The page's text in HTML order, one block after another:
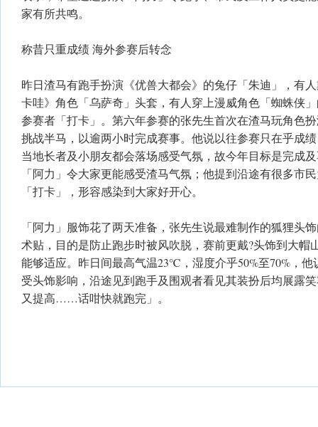
家有所共鸣。
称昔只重成绩 海外参赛后转念
昨日渣马有跑手扮演《优兽大都会》的兔仔「朱迪」，有
卡哇》角色「乌萨奇」头套，有人穿上漫威角色「蜘蛛侠
参赛者「打卡」。第六年参赛的张先生首次在渣马玩角色
挑战半马，以逾两小时完成赛事。他说以往参赛只在乎成
当地长者及小朋友都会落场感受气氛，故今年目标是完成
「阿力」令大家更能感受渣马气氛；他提到沿途有很多市
「打卡」，形容感染到大家好开心。
「阿力」服饰花了两天准备，张先生说最难制作的狐狸头
术贴，目的是防止跑步时被风吹脱，赛前更戴?头饰到大帽
能够适应。昨日间最高气温23℃，湿度介乎50%至70%，
受头饰影响，沿途见到跑手及围观者看见其装扮后均展露
又提高……话咁快就跑完」。